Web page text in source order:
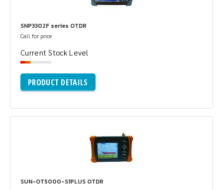
SNP3302F series OTDR
Call for price
Current Stock Level
PRODUCT DETAILS
SUN-OT5000-S1PLUS OTDR